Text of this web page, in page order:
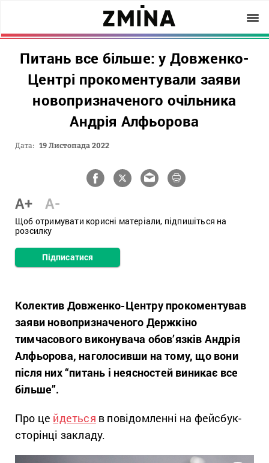
Питань все більше: у Довженко-
Центрі прокоментували заяви
новопризначеного очільника
Андрія Алфьорова
Дата: 19 Листопада 2022
A+ A-
Щоб отримувати корисні матеріали, підпишіться на
розсилку
Підписатися
Колектив Довженко-Центру прокоментував
заяви новопризначеного Держкіно
тимчасового виконувача обов’язків Андрія
Алфьорова, наголосивши на тому, що вони
після них “питань і неясностей виникає все
більше”.
Про це йдеться в повідомленні на фейсбук-
сторінці закладу.